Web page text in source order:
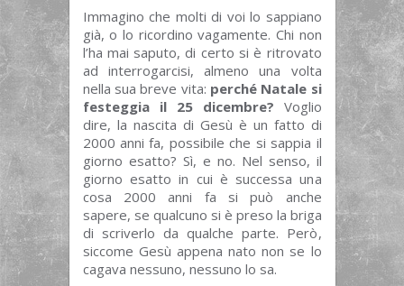
Immagino che molti di voi lo sappiano
già, o lo ricordino vagamente. Chi non
l’ha mai saputo, di certo si è ritrovato
ad interrogarcisi, almeno una volta
nella sua breve vita: perché Natale si
festeggia il 25 dicembre? Voglio
dire, la nascita di Gesù è un fatto di
2000 anni fa, possibile che si sappia il
giorno esatto? Sì, e no. Nel senso, il
giorno esatto in cui è successa una
cosa 2000 anni fa si può anche
sapere, se qualcuno si è preso la briga
di scriverlo da qualche parte. Però,
siccome Gesù appena nato non se lo
cagava nessuno, nessuno lo sa.